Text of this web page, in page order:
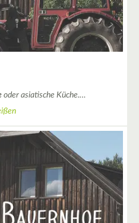
oder asiatische Küche.…